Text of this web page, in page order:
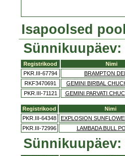
Isapoolsed
Sünnikuupäev:
Registrikood Nimi
PKR.III-67794
BRAMPTON
RKF3470691
GEMINI BIRBAL
PKR.III-71121
GEMINI PARVATI
Registrikood Nimi
PKR.III-64348
EXPLOSION
PKR.III-72996
LAMBADA BULL
Sünnikuupäev: